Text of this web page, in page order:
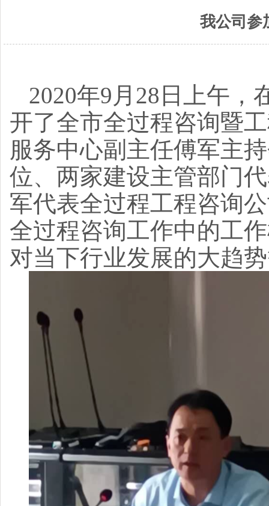
我公司参
2020年9月28日上午，
开了全市全过程咨询暨
服务中心副主任傅军主
位、两家建设主管部门
军代表全过程工程咨询
全过程咨询工作中的工
对当下行业发展的大趋